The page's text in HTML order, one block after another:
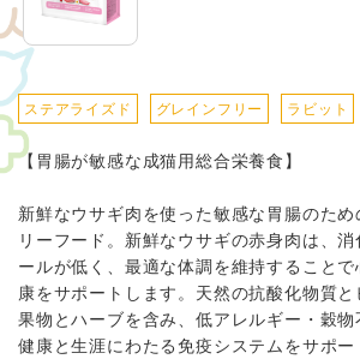
ステアライズド グレインフリー ラビット
【胃腸が敏感な成猫用総合栄養食】
新鮮なウサギ肉を使った敏感な胃腸のた
リーフード。新鮮なウサギの赤身肉は、
ールが低く、最適な体調を維持すること
康をサポートします。天然の抗酸化物質
果物とハーブを含み、低アレルギー・穀
健康と生涯にわたる免疫システムをサポー